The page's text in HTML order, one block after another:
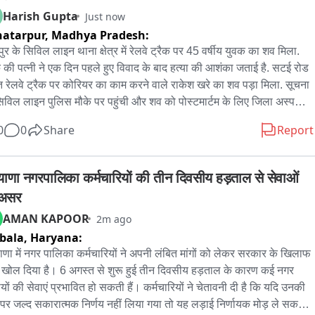
during treatment. Days earlier, a head constable was shot
in a targeted attack in Anantnag, triggering a major security
across Kashmir.
to preliminary investigations, both attacks were carried
using a small-calibre firearm, likely a pistol. Security officials
the method closely resembles attacks typically associated with
Resistance Front (TRF), a Lashkar-linked outfit that relies on
Harish Gupta Just now
Madhya Pradesh:
के सिविल लाइन थाना क्षेत्र में रेलवे ट्रैक पर 45 वर्षीय युवक का शव मिला.
पत्नी ने एक दिन पहले हुए विवाद के बाद हत्या की आशंका जताई है. सटई रोड
रेलवे ट्रैक पर कोरियर का काम करने वाले राकेश खरे का शव पड़ा मिला. सूचना
लाइन पुलिस मौके पर पहुंची और शव को पोस्टमार्टम के लिए जिला अस्पताल
से विवाद हुआ था. आरोप है कि इसके बाद कुछ लोग घर पहुंचे और गेट पर
ने पति को मरवाने और झूठे केस में फंसाने की धमकी दी थी. अगले दिन जब वो
देने गईं, तब पुलिस ने कहा कि उनके पति रेल दुर्घटना में घायल हैं.
पहुंचने पर पता चला कि ट्रेन के चपेट में आने से राकेश की मौत हो गई. पुलिस
कायम कर लिया है और जांच शुरू कर दी है.
0 Share Report
नगरपालिका कर्मचारियों की तीन दिवसीय हड़ताल से सेवाओं
AMAN KAPOOR 2m ago
Haryana:
में नगर पालिका कर्मचारियों ने अपनी लंबित मांगों को लेकर सरकार के खिलाफ
खोल दिया है। 6 अगस्त से शुरू हुई तीन दिवसीय हड़ताल के कारण कई नगर
की सेवाएं प्रभावित हो सकती हैं। कर्मचारियों ने चेतावनी दी है कि यदि उनकी
पर जल्द सकारात्मक निर्णय नहीं लिया गया तो यह लड़ाई निर्णायक मोड़ ले सकती